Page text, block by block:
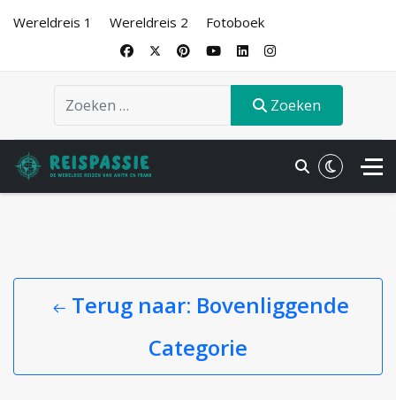
Wereldreis 1 Wereldreis 2 Fotoboek
Zoeken Zoeken
Terug naar: Bovenliggende
Categorie